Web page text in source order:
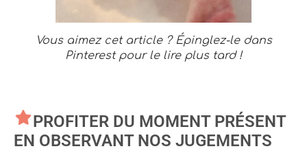
Vous aimez cet article ? Épinglez-le dans
Pinterest pour le lire plus tard !
PROFITER DU MOMENT PRÉSENT
EN OBSERVANT NOS JUGEMENTS